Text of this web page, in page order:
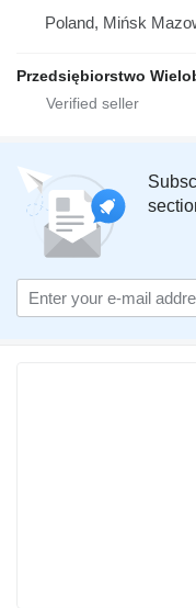
Poland, Mińsk
Przedsiębiorstwo